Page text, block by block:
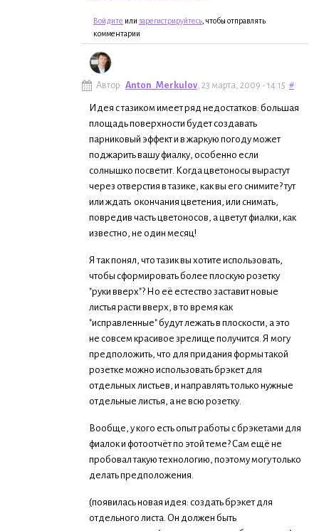
Войдите или зарегистрируйтесь , чтобы отправлять
комментарии
Автор: Anton_Merkulov , 23 марта, 2009 - 14:15 #
Идея с тазиком имеет ряд недостатков: большая
площадь поверхности будет создавать
парниковый эффект и в жаркую погоду может
поджарить вашу фиалку, особенно если
солнышко посветит. Когда цветоносы вырастут
через отверстия в тазике, как вы его снимите? тут
или ждать окончания цветения, или снимать,
повредив часть цветоносов, а цветут фиалки, как
известно, не один месяц!
Я так понял, что тазик вы хотите использовать,
чтобы сформировать более плоскую розетку
"руки вверх"? Но её естество заставит новые
листья расти вверх, в то время как
"исправленные" будут лежать в плоскости, а это
не совсем красивое зрелище получится. Я могу
предположить, что для придания формы такой
розетке можно использовать брэкет для
отдельных листьев, и направлять только нужные
отдельные листья, а не всю розетку.
Вообще, у кого есть опыт работы с брэкетами для
фиалок и фотоотчёт по этой теме? Сам ещё не
пробовал такую технологию, поэтому могу только
делать предположения.
(появилась новая идея: создать брэкет для
отдельного листа. Он должен быть